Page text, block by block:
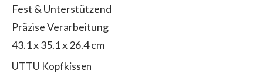
Fest & Unterstützend
Präzise Verarbeitung
‎43.1 x 35.1 x 26.4 cm
UTTU Kopfkissen